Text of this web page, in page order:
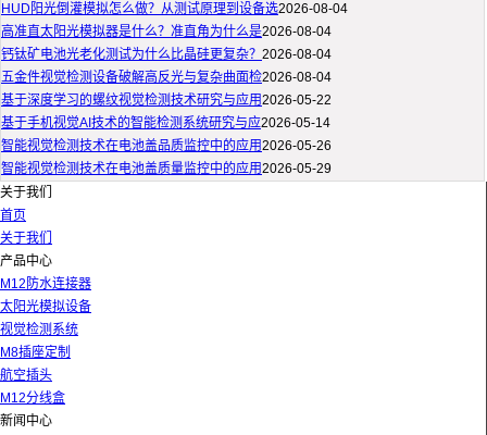
HUD阳光倒灌模拟怎么做？从测试原理到设备选2026-08-04
高准直太阳光模拟器是什么？准直角为什么是2026-08-04
钙钛矿电池光老化测试为什么比晶硅更复杂？ 2026-08-04
五金件视觉检测设备破解高反光与复杂曲面检2026-08-04
基于深度学习的螺纹视觉检测技术研究与应用2026-05-22
基于手机视觉AI技术的智能检测系统研究与应2026-05-14
智能视觉检测技术在电池盖品质监控中的应用2026-05-26
智能视觉检测技术在电池盖质量监控中的应用2026-05-29
关于我们
首页
关于我们
产品中心
M12防水连接器
太阳光模拟设备
视觉检测系统
M8插座定制
航空插头
M12分线盒
新闻中心